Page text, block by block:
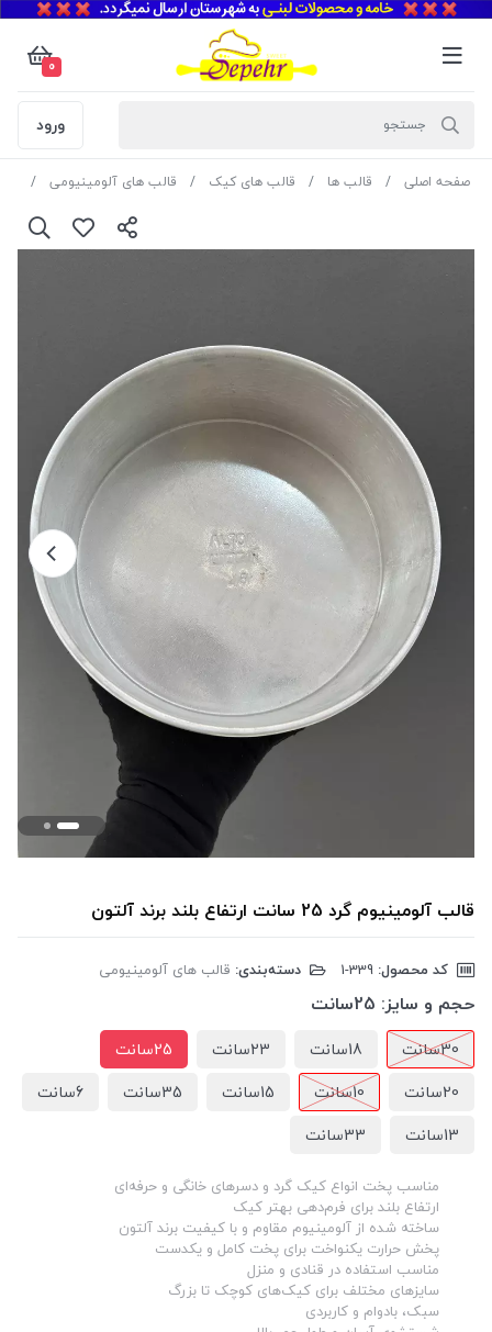
0
ورود
صفحه اصلی قالب ها قالب های کیک قالب های آلومینیومی
قالب آلومینیوم گرد 25 سانت ارتفاع بلند برند آلتون
کد محصول: دسته‌بندی: قالب های آلومینیومی
حجم و سایز: 25سانت
30سانت 18سانت 23سانت
25سانت
20سانت
10سانت 15سانت 35سانت
6سانت
13سانت
33سانت
مناسب پخت انواع کیک گرد و دسرهای خانگی و حرفه‌ای
ارتفاع بلند برای فرم‌دهی بهتر کیک
ساخته شده از آلومینیوم مقاوم و با کیفیت برند آلتون
پخش حرارت یکنواخت برای پخت کامل و یکدست
مناسب استفاده در قنادی و منزل
سایزهای مختلف برای کیک‌های کوچک تا بزرگ
سبک، بادوام و کاربردی